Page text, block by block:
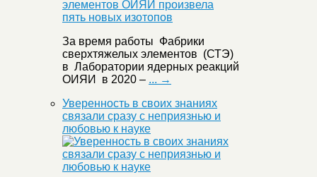
За время работы Фабрики
сверхтяжелых элементов (СТЭ)
в Лаборатории ядерных реакций
ОИЯИ в 2020 – ... →
Уверенность в своих знаниях
связали сразу с неприязнью и
любовью к науке